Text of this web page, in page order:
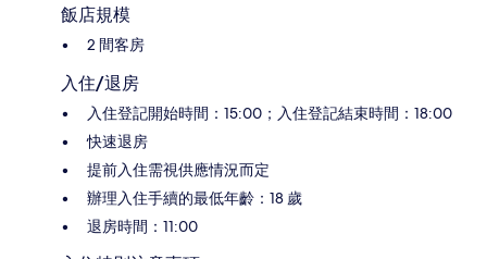
飯店規模
2 間客房
入住/退房
入住登記開始時間：15:00；入住登記結束時間：18:00
快速退房
提前入住需視供應情況而定
辦理入住手續的最低年齡：18 歲
退房時間：11:00